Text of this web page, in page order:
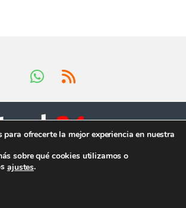
Tienes preguntas ?
¡Llámanos en horario
ofrecerte la mejor experiencia en nuestra
sobre qué cookies utilizamos o
ajustes.